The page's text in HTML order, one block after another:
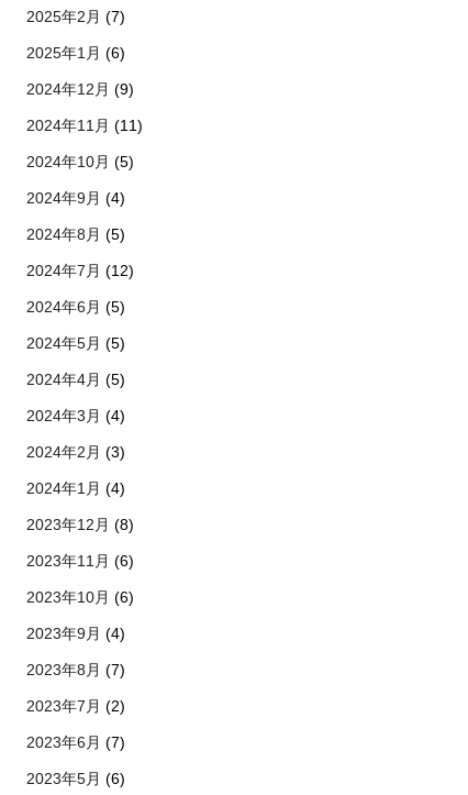
2025年2月 (7)
2025年1月 (6)
2024年12月 (9)
2024年11月 (11)
2024年10月 (5)
2024年9月 (4)
2024年8月 (5)
2024年7月 (12)
2024年6月 (5)
2024年5月 (5)
2024年4月 (5)
2024年3月 (4)
2024年2月 (3)
2024年1月 (4)
2023年12月 (8)
2023年11月 (6)
2023年10月 (6)
2023年9月 (4)
2023年8月 (7)
2023年7月 (2)
2023年6月 (7)
2023年5月 (6)